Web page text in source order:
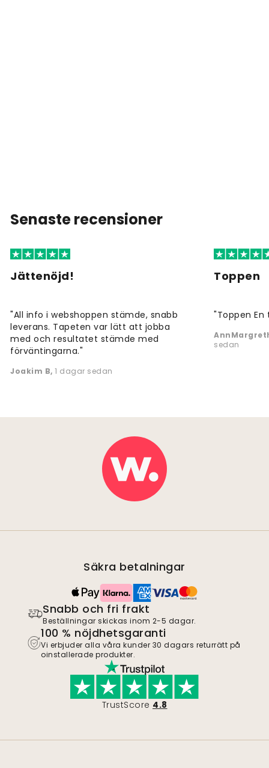
Senaste recensioner
Jättenöjd!
"All info i webshoppen stämde, snabb
leverans. Tapeten var lätt att jobba
med och resultatet stämde med
förväntingarna."
Joakim B, 1 dagar sedan
Toppen
"Toppen
sedan
Säkra betalningar
Snabb och fri frakt
Beställningar skickas inom 2-5 dagar.
100 % nöjdhetsgaranti
Vi erbjuder alla våra kunder 30 dagars returrätt på
oinstallerade produkter.
TrustScore 4.8